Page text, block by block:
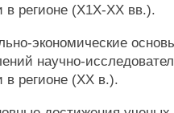
в регионе (Х1Х-ХХ вв.).
экономические
научно-
в регионе (XX в.).